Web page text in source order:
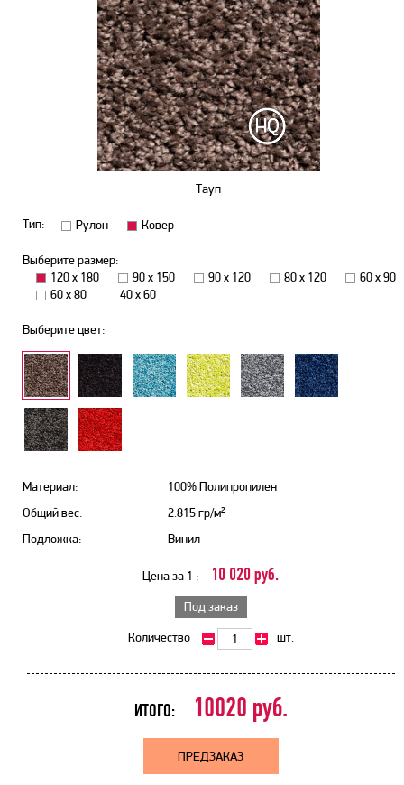
Тауп
Тип: Рулон Ковер
Выберите размер:
120 х 180
90 х 150 90 х 120 80 х 120
60 х 90
60 х 80
40 х 60
Выберите цвет:
Материал:
100% Полипропилен
Общий вес:
2.815 гр/м²
Подложка:
Винил
Цена за 1 : 10 020 руб.
Под заказ
Количество шт.
ИТОГО: 10020 руб.
ПРЕДЗАКАЗ